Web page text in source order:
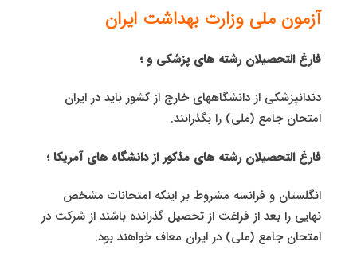
آزمون ملی وزارت بهداشت ایران
فارغ التحصیلان رشته های پزشکی و ؛
دندانپزشکی از دانشگاههای خارج از کشور باید در ایران
امتحان جامع (ملی) را بگذرانند.
فارغ التحصیلان رشته های مذکور از دانشگاه های آمریکا ؛
انگلستان و فرانسه مشروط بر اینکه امتحانات مشخص
نهایی را بعد از فراغت از تحصیل گذرانده باشند از شرکت در
امتحان جامع (ملی) در ایران معاف خواهند بود.